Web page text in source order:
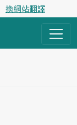
換網站翻譯